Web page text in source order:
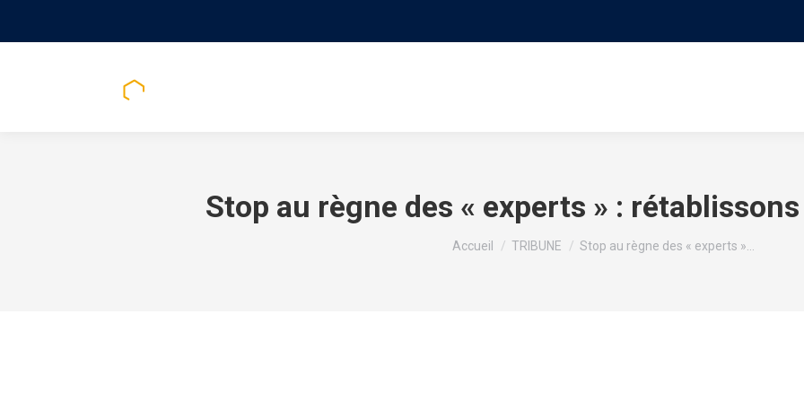
Stop au règne des « experts » :
Vous êtes ici :
Accueil TRIBUNE Stop au règne des « experts »…